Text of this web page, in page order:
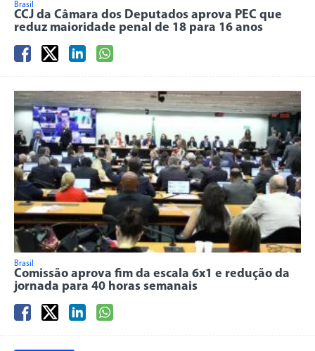
Brasil
CCJ da Câmara dos Deputados aprova PEC que
reduz maioridade penal de 18 para 16 anos
Brasil
Comissão aprova fim da escala 6x1 e redução da
jornada para 40 horas semanais